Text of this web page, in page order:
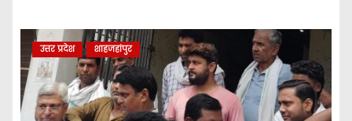
उत्तर प्रदेश शाहजहांपुर